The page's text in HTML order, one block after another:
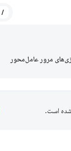
/
مرور عامل‌محور
است.